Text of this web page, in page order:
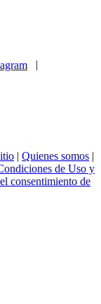
|
| Quienes somos |
de Uso y
consentimiento de